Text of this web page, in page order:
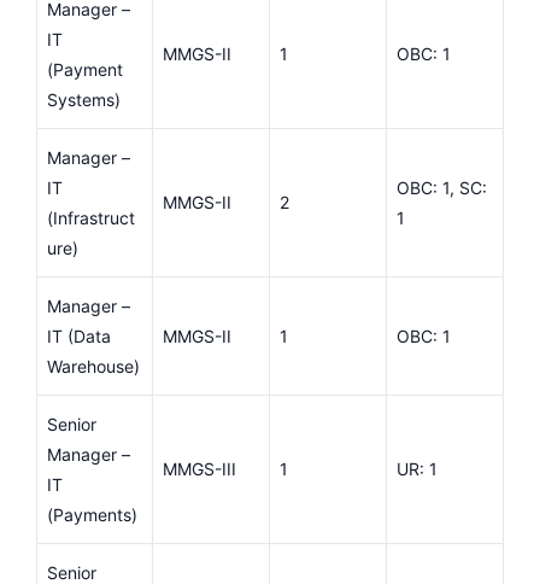
Manager –
IT
(Payment
Systems)
MMGS-II 1 OBC: 1
Manager –
IT
(Infrastruct
ure)
MMGS-II 2
OBC: 1, SC:
1
Manager –
IT (Data
Warehouse)
MMGS-II 1 OBC: 1
Senior
Manager –
IT
(Payments)
MMGS-III 1 UR: 1
Senior